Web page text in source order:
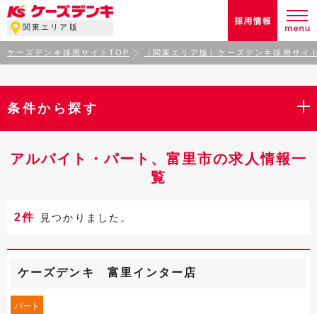
関東エリア版
ケーズデンキ採用サイトTOP ［関東エリア版］ケーズデンキ採用サイ
条件から探す
アルバイト・パート、富里市の求人情報一
覧
2件 見つかりました。
ケーズデンキ 富里インター店
パート